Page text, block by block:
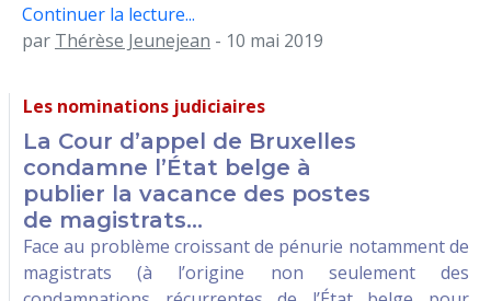
Continuer la lecture...
par Thérèse Jeunejean - 10 mai 2019
Les nominations judiciaires
La Cour d’appel de Bruxelles
condamne l’État belge à
publier la vacance des postes
de magistrats...
Face au problème croissant de pénurie notamment de
magistrats (à l’origine non seulement des